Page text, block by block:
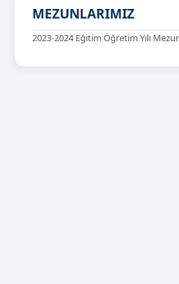
MEZUNLARIMIZ
2023-2024 Eğitim Öğretim Yılı